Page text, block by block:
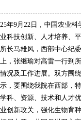
年9月22日，中国农业
科技创新、人才培养、
长马雄风，西部中心纪
，张继瑜对高雷一行到
况及工作进展。双方围
，要围绕我院在西部，
科、资源、技术和人才
创新攻关，强化生物育